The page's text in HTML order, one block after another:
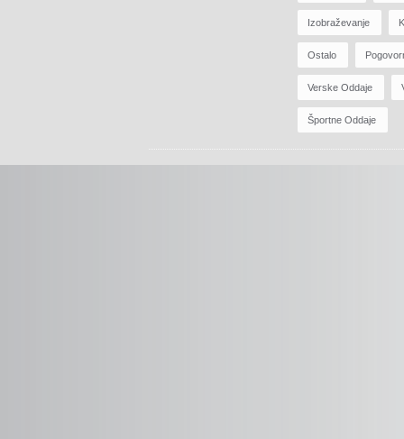
Izobraževanje
Ostalo
Verske Oddaje
Športne Oddaje